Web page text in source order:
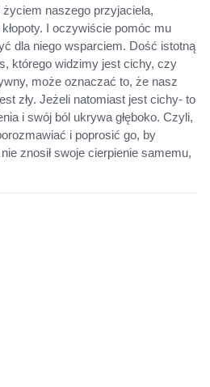
naszego przyjaciela,
I oczywiście pomóc mu
dla niego wsparciem. Dość istotną
którego widzimy jest cichy, czy
może oznaczać to, że nasz
zły. Jeżeli natomiast jest cichy- to
i swój ból ukrywa głęboko. Czyli,
i poprosić go, by
znosił swoje cierpienie samemu,